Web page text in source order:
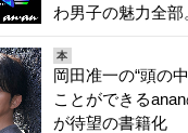
わ男子の魅力全部
本
岡田准一の“頭の
ことができる
が待望の書籍化